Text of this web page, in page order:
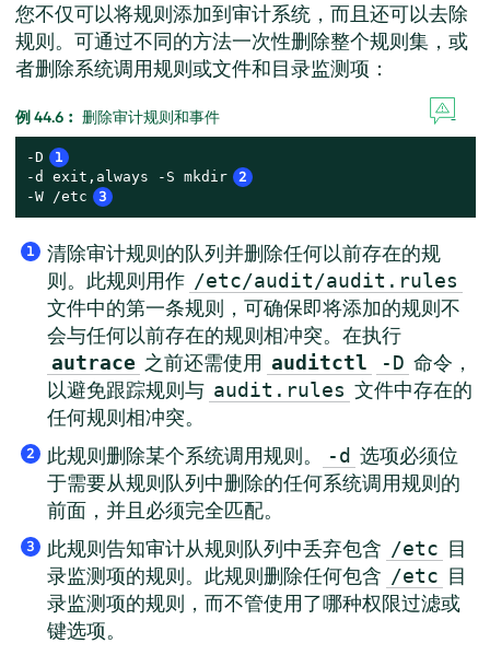
您不仅可以将规则添加到审计系统，而且还可以去除
规则。可通过不同的方法一次性删除整个规则集，或
者删除系统调用规则或文件和目录监测项：
例 44.6︰ 删除审计规则和事件
-D 1
-d exit,always -S mkdir 2
-W /etc 3
1
清除审计规则的队列并删除任何以前存在的规
则。此规则用作 /etc/audit/audit.rules
文件中的第一条规则，可确保即将添加的规则不
会与任何以前存在的规则相冲突。在执行
autrace 之前还需使用 auditctl -D 命令，
以避免跟踪规则与 audit.rules 文件中存在的
任何规则相冲突。
2 此规则删除某个系统调用规则。 -d 选项必须位
于需要从规则队列中删除的任何系统调用规则的
前面，并且必须完全匹配。
3 此规则告知审计从规则队列中丢弃包含 /etc 目
录监测项的规则。此规则删除任何包含 /etc 目
录监测项的规则，而不管使用了哪种权限过滤或
键选项。